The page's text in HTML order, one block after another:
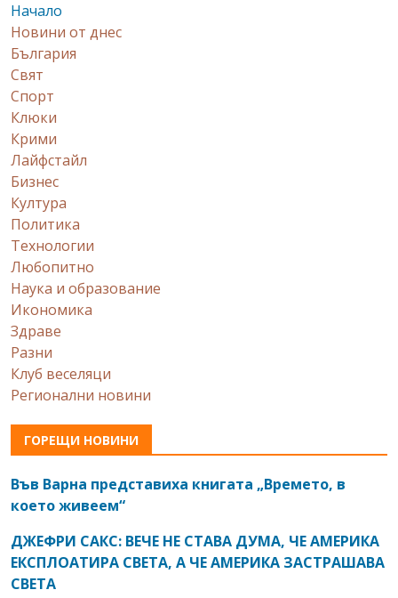
Начало
Новини от днес
България
Свят
Спорт
Клюки
Крими
Лайфстайл
Бизнес
Култура
Политика
Технологии
Любопитно
Наука и образование
Икономика
Здраве
Разни
Клуб веселяци
Регионални новини
ГОРЕЩИ НОВИНИ
Във Варна представиха книгата „Времето, в
което живеем“
ДЖЕФРИ САКС: ВЕЧЕ НЕ СТАВА ДУМА, ЧЕ АМЕРИКА
ЕКСПЛОАТИРА СВЕТА, А ЧЕ АМЕРИКА ЗАСТРАШАВА
СВЕТА